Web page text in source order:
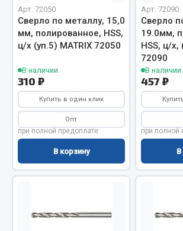
Запчасти ЯМЗ
Двигатель
Система выпуска газа
Система охлаждения
Коробка передач
Рулевое управление
Тормозная система
Показать ещё
Арт. 72050
Сверло по металлу, 15,0
мм, полированное, HSS,
ц/х (уп.5) MATRIX 72050
В наличии
310 ₽
Купить в один клик
Опт
при полной предоплате
В корзину
Арт. 72090
Сверло
19.0мм,
HSS, ц/х,
72090
В наличии
457 ₽
при полной
В